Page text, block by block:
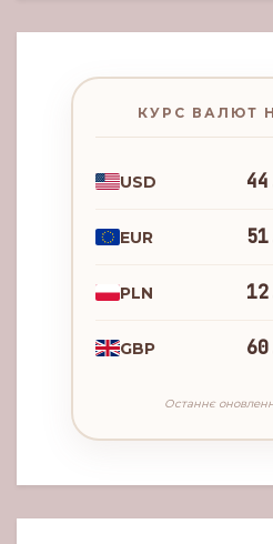
КУРС ВАЛЮТ
USD
EUR
PLN
GBP
Останнє